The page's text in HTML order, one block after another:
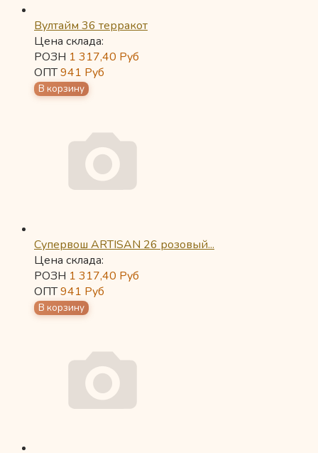
Вултайм 36 терракот
Цена склада:
РОЗН 1 317,40 Руб
ОПТ941 Руб
Супервош ARTISAN 26 розовый...
Цена склада:
РОЗН 1 317,40 Руб
ОПТ941 Руб